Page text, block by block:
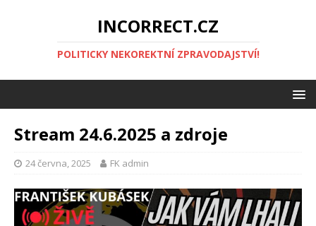
INCORRECT.CZ
POLITICKY NEKOREKTNÍ ZPRAVODAJSTVÍ!
Stream 24.6.2025 a zdroje
24 června, 2025 FK admin